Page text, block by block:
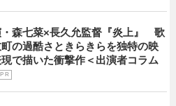
・森七菜×長久允監督『炎上』 歌
の過酷さときらきらを独特の映
で描いた衝撃作＜出演者コラム
P R